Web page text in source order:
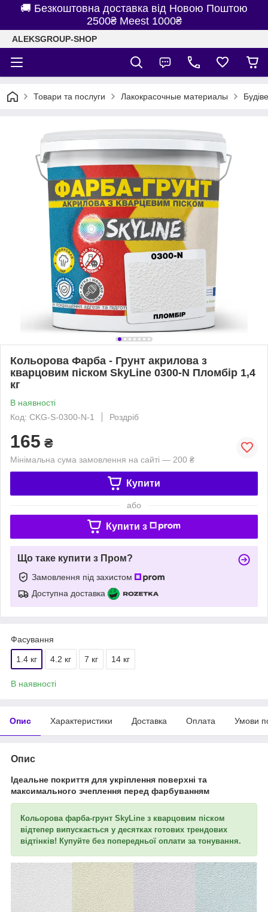
🚚 Безкоштовна доставка від Новою Поштою
2500₴ Meest 1000₴
ALEKSGROUP-SHOP
Товари та послуги Лакокрасочные материалы
Кольорова Фарба - Грунт акрилова з
кварцовим піском SkyLine 0300-N Пломбір 1,4
кг
В наявності
Код: CKG-S-0300-N-1
Роздріб
165 ₴
Мінімальна сума замовлення на сайті — 200 ₴
Купити
або
Купити з
Що таке купити з Пром?
Замовлення під захистом
Доступна доставка
Фасування
1.4 кг 4.2 кг 7 кг 14 кг
В наявності
Опис Характеристики Доставка Оплата Умови
Опис
Ідеальне покриття для укріплення поверхні та
максимального зчеплення перед фарбуванням
Кольорова фарба-грунт SkyLine з кварцовим піском
відтепер випускається у десятках готових трендових
відтінків! Купуйте без попередньої оплати за тонування.